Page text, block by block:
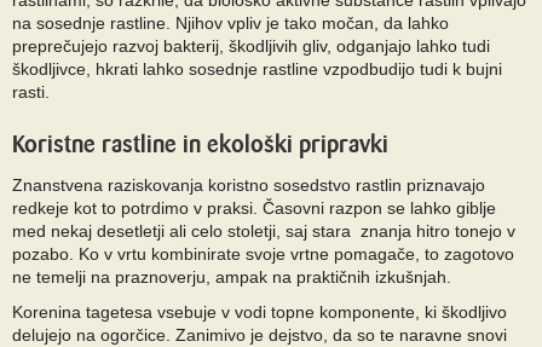
na sosednje rastline. Njihov vpliv je tako močan, da lahko
preprečujejo razvoj bakterij, škodljivih gliv, odganjajo lahko tudi
škodljivce, hkrati lahko sosednje rastline vzpodbudijo tudi k bujni
rasti.
Koristne rastline in ekološki pripravki
Znanstvena raziskovanja koristno sosedstvo rastlin priznavajo
redkeje kot to potrdimo v praksi. Časovni razpon se lahko giblje
med nekaj desetletji ali celo stoletji, saj stara znanja hitro tonejo v
pozabo. Ko v vrtu kombinirate svoje vrtne pomagače, to zagotovo
ne temelji na praznoverju, ampak na praktičnih izkušnjah.
Korenina tagetesa vsebuje v vodi topne komponente, ki škodljivo
delujejo na ogorčice. Zanimivo je dejstvo, da so te naravne snovi